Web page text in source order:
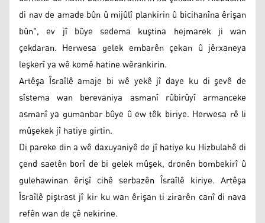
di nav de amade bûn û mijûlî plankirin û bicihanîna êrişan
bûn", ev jî bûye sedema kuştina hejmarek ji wan
çekdaran. Herwesa gelek embarên çekan û jêrxaneya
leşkerî ya wê komê hatine wêrankirin.
Artêşa Îsraîlê amaje bi wê yekê jî daye ku di şevê de
sîstema wan berevaniya asmanî rûbirûyî armanceke
asmanî ya gumanbar bûye û ew têk biriye. Herwesa rê li
mûşekek jî hatiye girtin.
Di pareke din a wê daxuyaniyê de jî hatiye ku Hizbulahê di
çend saetên borî de bi gelek mûşek, dronên bombekirî û
gulehawinan êrişî cihê serbazên Îsraîlê kiriye. Artêşa
Îsraîlê piştrast jî kir ku wan êrişan ti zirarên canî di nava
refên wan de çê nekirine.